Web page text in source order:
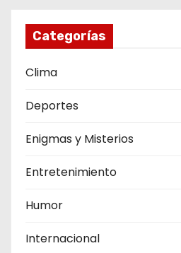
Categorías
Clima
Deportes
Enigmas y Misterios
Entretenimiento
Humor
Internacional